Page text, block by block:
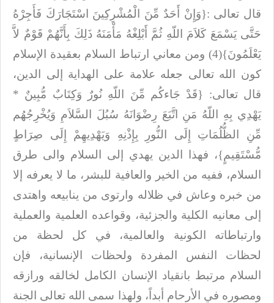
قال تعالى :{وَإِنْ أَحَدٌ مِّنَ الْمُشْرِكِينَ اسْتَجَارَكَ فَأَجِرْهُ
حَتَّى يَسْمَعَ كَلاَمَ اللّهِ ثُمَّ أَبْلِغْهُ مَأْمَنَهُ ذَلِكَ بِأَنَّهُمْ قَوْمٌ لاَّ
يَعْلَمُونَ}(4)
ومن معاني ارتباط السلام بعقيدة الإسلام
كون
الله تعالى جعله علامة على الهداية إلى الدين،
قال تعالى: {قَدْ جَاءكُم مِّنَ اللّهِ نُورٌ وَكِتَابٌ مُّبِينٌ *
يَهْدِي بِهِ اللّهُ مَنِ اتَّبَعَ رِضْوَانَهُ سُبُلَ السَّلاَمِ وَيُخْرِجُهُم
مِّنِ الظُّلُمَاتِ إِلَى النُّورِ بِإِذْنِهِ وَيَهْدِيهِمْ إِلَى صِرَاطٍ
مُّسْتَقِيمٍ}، فهذا الدين يهدي إلى السلام والى طرق
السلام، ففيه من الخير والعافية للبشر، ما لا يعرفه إلا
من خبره وعاش في ظلاله وارتوى من ينابيعه واهتدى
إلى معانيه الكلية والجزئية، وقواعده العلمية والعملية
وارتباطاته الكونية
والعالمية، في كل لحظة من
لحظات النفس المفردة ولحظات الإنسانية، فإن
السلام مرتبط بانقياد الإنسان الكامل لخالقه ورازقه
ومصوره في الأرحام أبداً، ولهذا سمى الله تعالى الجنة